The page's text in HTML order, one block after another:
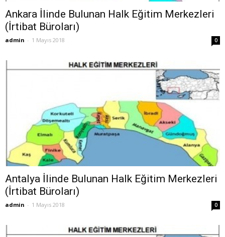
Ankara İlinde Bulunan Halk Eğitim Merkezleri
(İrtibat Büroları)
admin - 1 Mayıs 2018 0
Antalya İlinde Bulunan Halk Eğitim Merkezleri
(İrtibat Büroları)
admin - 1 Mayıs 2018 0